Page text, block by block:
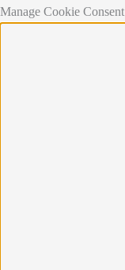
Manage Cookie Consent